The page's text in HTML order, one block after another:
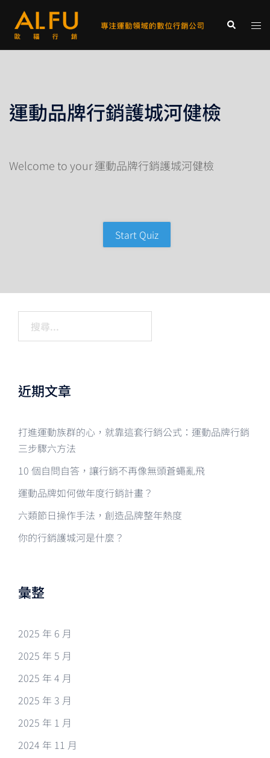
Search
運動品牌行銷護城河健檢
Welcome to your 運動品牌行銷護城河健檢
Start Quiz
字:
近期文章
打進運動族群的心，就靠這套行銷公式：運動品牌行銷
三步驟六方法
10 個自問自答，讓行銷不再像無頭蒼蠅亂飛
運動品牌如何做年度行銷計畫？
六類節日操作手法，創造品牌整年熱度
你的行銷護城河是什麼？
彙整
2025 年 6 月
2025 年 5 月
2025 年 4 月
2025 年 3 月
2025 年 1 月
2024 年 11 月